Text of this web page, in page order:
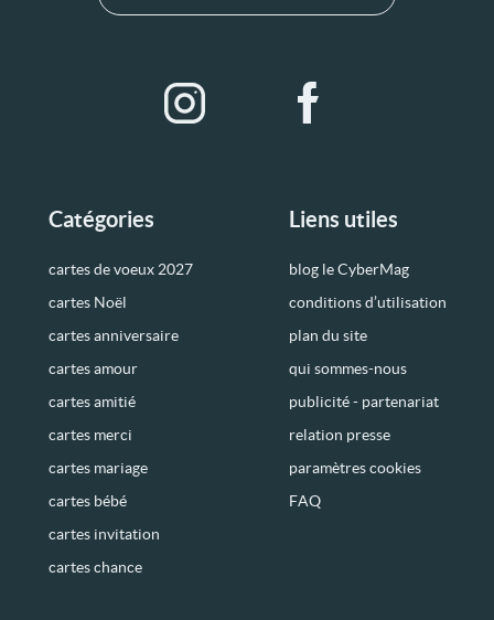
Catégories
cartes de voeux 2027
cartes Noël
cartes anniversaire
cartes amour
cartes amitié
cartes merci
cartes mariage
cartes bébé
cartes invitation
cartes chance
Liens utiles
blog le CyberMag
conditions d’utilisation
plan du site
qui sommes-nous
publicité - partenariat
relation presse
paramètres cookies
FAQ